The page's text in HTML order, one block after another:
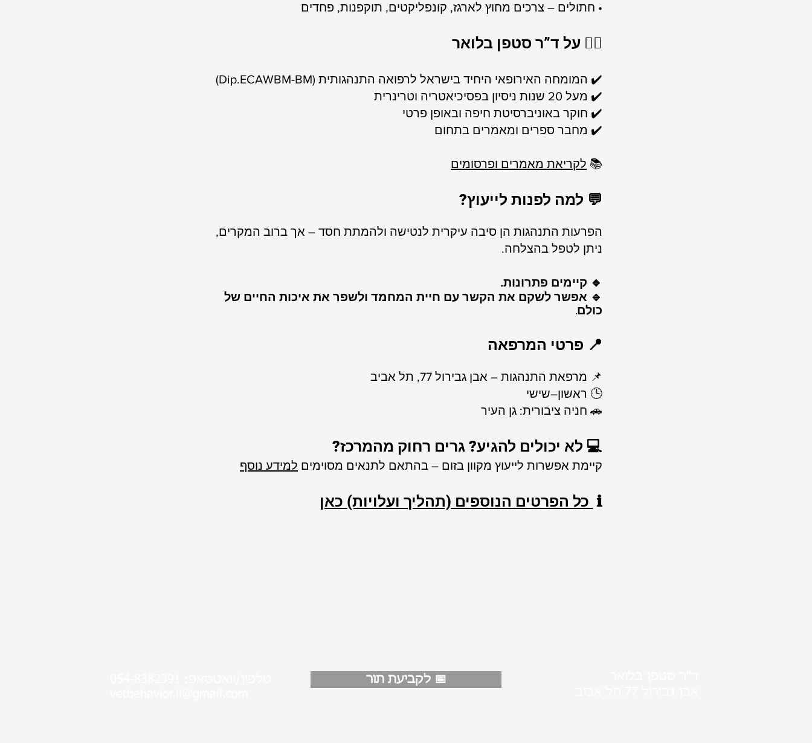
• חתולים – צרכים מחוץ לארגז, קונפליקטים, תוקפנות, פחדים
👨‍⚕️ על ד”ר סטפן בלואר
✔️ המומחה האירופאי היחיד בישראל לרפואה התנהגותית (Dip.ECAWBM-BM)
✔️ מעל 20 שנות ניסיון בפסיכיאטריה וטרינרית
✔️ חוקר באוניברסיטת חיפה ובאופן פרטי
✔️ מחבר ספרים ומאמרים בתחום
📚 לקריאת מאמרים ופרסומים
💬 למה לפנות לייעוץ?
הפרעות התנהגות הן סיבה עיקרית לנטישה ולהמתת חסד – אך ברוב המקרים,
ניתן לטפל בהצלחה.
🔹 קיימים פתרונות.
🔹 אפשר לשקם את הקשר עם חיית המחמד ולשפר את איכות החיים של
כולם.
📍 פרטי המרפאה
📌 מרפאת התנהגות – אבן גבירול 77, תל אביב
🕒 ראשון–שישי
🚗 חניה ציבורית: גן העיר
💻 לא יכולים להגיע? גרים רחוק מהמרכז?
קיימת אפשרות לייעוץ מקוון בזום – בהתאם לתנאים מסוימים למידע נוסף
ℹ️ כל הפרטים הנוספים (תהליך ועלויות) כאן
לקביעת תור 📅